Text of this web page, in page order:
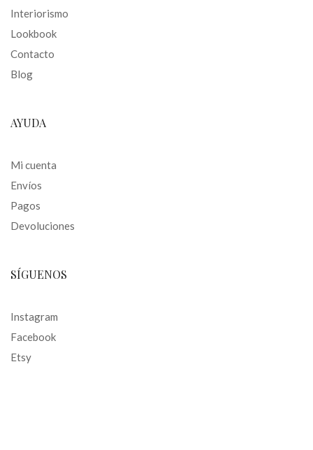
Interiorismo
Lookbook
Contacto
Blog
AYUDA
Mi cuenta
Envíos
Pagos
Devoluciones
SÍGUENOS
Instagram
Facebook
Etsy